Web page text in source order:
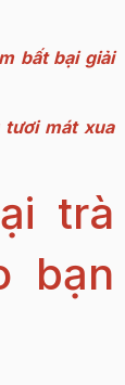
bất bại giải
mát xua
trà
bạn